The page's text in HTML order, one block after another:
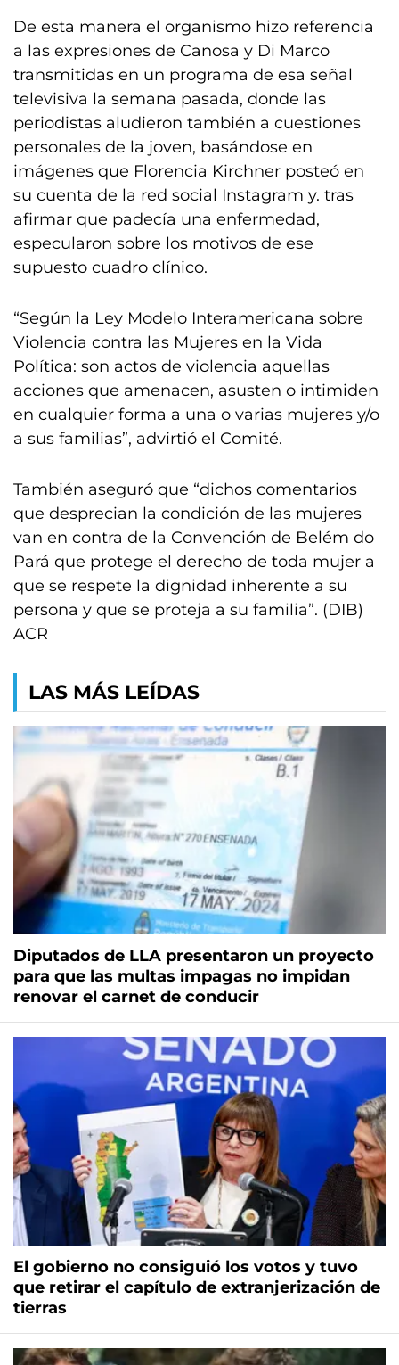
De esta manera el organismo hizo referencia
a las expresiones de Canosa y Di Marco
transmitidas en un programa de esa señal
televisiva la semana pasada, donde las
periodistas aludieron también a cuestiones
personales de la joven, basándose en
imágenes que Florencia Kirchner posteó en
su cuenta de la red social Instagram y. tras
afirmar que padecía una enfermedad,
especularon sobre los motivos de ese
supuesto cuadro clínico.
“Según la Ley Modelo Interamericana sobre
Violencia contra las Mujeres en la Vida
Política: son actos de violencia aquellas
acciones que amenacen, asusten o intimiden
en cualquier forma a una o varias mujeres y/o
a sus familias”, advirtió el Comité.
También aseguró que “dichos comentarios
que desprecian la condición de las mujeres
van en contra de la Convención de Belém do
Pará que protege el derecho de toda mujer a
que se respete la dignidad inherente a su
persona y que se proteja a su familia”. (DIB)
ACR
LAS MÁS LEÍDAS
Diputados de LLA presentaron un proyecto
para que las multas impagas no impidan
renovar el carnet de conducir
El gobierno no consiguió los votos y tuvo
que retirar el capítulo de extranjerización de
tierras